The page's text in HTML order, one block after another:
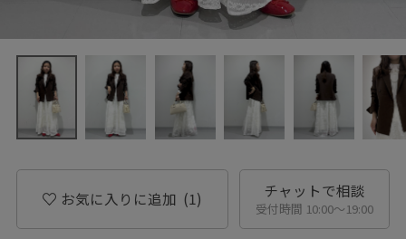
お気に入りに追加 (1) チャットで相談
受付時間 10:00〜19:00